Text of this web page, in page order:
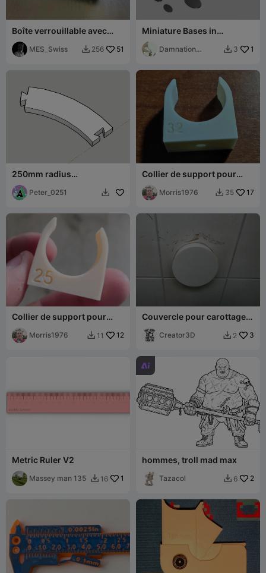
Boîte verrouillable avec
fermeture à cliquet 100 x
180 x 50 mm
MES_Swiss  256 51
Miniature Bases in
Warhammer Sizes
Damnation
 3 1
250mm radius
woodwkoring
Peter_0251 
Collier de support pour
Morris1976  35 17
Collier de support pour
mm Morris1976  11 12
Couvercle pour carottage
Creator3D  2 3
Metric Ruler V2
Massey man 135  16 1

hommes, troll mad max
Tazacol  6 2